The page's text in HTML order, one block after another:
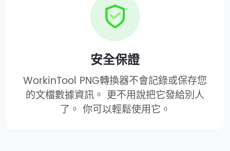
安全保證
WorkinTool PNG轉換器不會記錄或保存您
的文檔數據資訊。 更不用說把它發給別人
了。 你可以輕鬆使用它。